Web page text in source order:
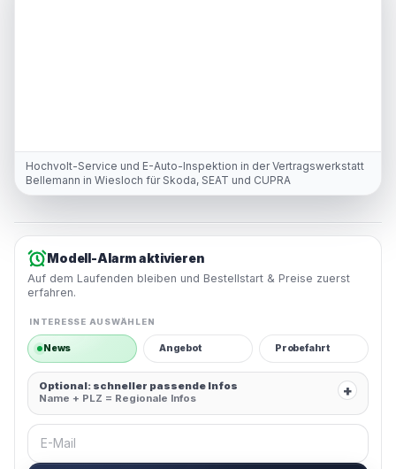
Hochvolt-Service und E-Auto-Inspektion in der Vertragswerkstatt
Bellemann in Wiesloch für Skoda, SEAT und CUPRA
Modell-Alarm aktivieren
Auf dem Laufenden bleiben und Bestellstart & Preise zuerst
erfahren.
INTERESSE AUSWÄHLEN
News Angebot Probefahrt
Optional: schneller passende Infos
Name + PLZ = Regionale Infos
+
E-Mail